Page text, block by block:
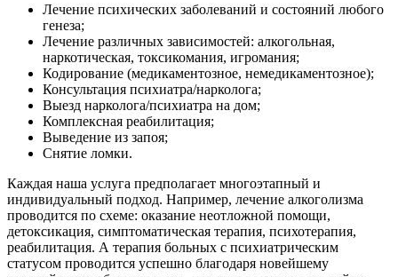
Лечение психических заболеваний и состояний любого
генеза;
Лечение различных зависимостей: алкогольная,
наркотическая, токсикомания, игромания;
Кодирование (медикаментозное, немедикаментозное);
Консультация психиатра/нарколога;
Выезд нарколога/психиатра на дом;
Комплексная реабилитация;
Выведение из запоя;
Снятие ломки.
Каждая наша услуга предполагает многоэтапный и
индивидуальный подход. Например, лечение алкоголизма
проводится по схеме: оказание неотложной помощи,
детоксикация, симптоматическая терапия, психотерапия,
реабилитация. А терапия больных с психиатрическим
статусом проводится успешно благодаря новейшему